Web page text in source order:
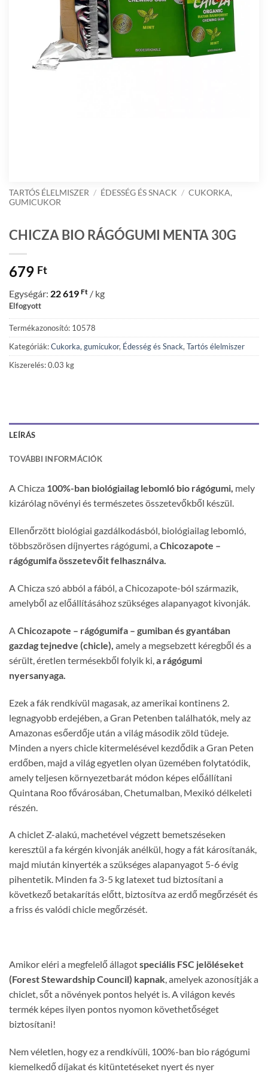
TARTÓS ÉLELMISZER / ÉDESSÉG ÉS SNACK / CUKORKA,
GUMICUKOR
CHICZA BIO RÁGÓGUMI MENTA 30G
679 Ft
Egységár: 22 619 Ft / kg
Elfogyott
Termékazonosító: 10578
Kategóriák:Cukorka, gumicukor, Édesség és Snack, Tartós élelmiszer
Kiszerelés: 0.03 kg
LEÍRÁS
TOVÁBBI INFORMÁCIÓK
A Chicza 100%-ban biológiailag lebomló bio rágógumi, mely
kizárólag növényi és természetes összetevőkből készül.
Ellenőrzött biológiai gazdálkodásból, biológiailag lebomló,
többszörösen díjnyertes rágógumi, a Chicozapote –
rágógumifa összetevőit felhasználva.
A Chicza szó abból a fából, a Chicozapote-ból származik,
amelyből az előállításához szükséges alapanyagot kivonják.
A Chicozapote – rágógumifa – gumiban és gyantában
gazdag tejnedve (chicle), amely a megsebzett kéregből és a
sérült, éretlen termésekből folyik ki, a rágógumi
nyersanyaga.
Ezek a fák rendkívül magasak, az amerikai kontinens 2.
legnagyobb erdejében, a Gran Petenben találhatók, mely az
Amazonas esőerdője után a világ második zöld tüdeje.
Minden a nyers chicle kitermelésével kezdődik a Gran Peten
erdőben, majd a világ egyetlen olyan üzemében folytatódik,
amely teljesen környezetbarát módon képes előállítani
Quintana Roo fővárosában, Chetumalban, Mexikó délkeleti
részén.
A chiclet Z-alakú, machetével végzett bemetszéseken
keresztül a fa kérgén kivonják anélkül, hogy a fát károsítanák,
majd miután kinyerték a szükséges alapanyagot 5-6 évig
pihentetik. Minden fa 3-5 kg ​​latexet tud biztosítani a
következő betakarítás előtt, biztosítva az erdő megőrzését és
a friss és valódi chicle megőrzését.
Amikor eléri a megfelelő állagotspeciális FSC jelöléseket
(Forest Stewardship Council) kapnak, amelyek azonosítják a
chiclet, sőt a növények pontos helyét is. A világon kevés
termék képes ilyen pontos nyomon követhetőséget
biztosítani!
Nem véletlen, hogy ez a rendkívüli, 100%-ban bio rágógumi
kiemelkedő díjakat és kitüntetéseket nyert és nyer